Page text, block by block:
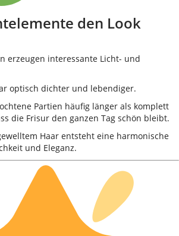
den Look
erzeugen interessante Licht- und
optisch dichter und lebendiger.
Partien häufig länger als komplett
die Frisur den ganzen Tag schön bleibt.
Haar entsteht eine harmonische
und Eleganz.